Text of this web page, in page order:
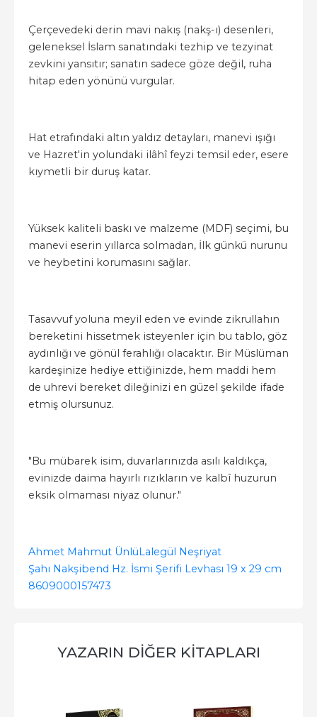
Çerçevedeki derin mavi nakış (nakş-ı) desenleri,
geleneksel İslam sanatındaki tezhip ve tezyinat
zevkini yansıtır; sanatın sadece göze değil, ruha
hitap eden yönünü vurgular.
Hat etrafındaki altın yaldız detayları, manevi ışığı
ve Hazret'in yolundaki ilâhî feyzi temsil eder, esere
kıymetli bir duruş katar.
Yüksek kaliteli baskı ve malzeme (MDF) seçimi, bu
manevi eserin yıllarca solmadan, İlk günkü nurunu
ve heybetini korumasını sağlar.
Tasavvuf yoluna meyil eden ve evinde zikrullahın
bereketini hissetmek isteyenler için bu tablo, göz
aydınlığı ve gönül ferahlığı olacaktır. Bir Müslüman
kardeşinize hediye ettiğinizde, hem maddi hem
de uhrevi bereket dileğinizi en güzel şekilde ifade
etmiş olursunuz.
"Bu mübarek isim, duvarlarınızda asılı kaldıkça,
evinizde daima hayırlı rızıkların ve kalbî huzurun
eksik olmaması niyaz olunur."
Ahmet Mahmut Ünlü Lalegül Neşriyat
Şahı Nakşibend Hz. İsmi Şerifi Levhası 19 x 29 cm
8609000157473
YAZARIN DIĞER KITAPLARI